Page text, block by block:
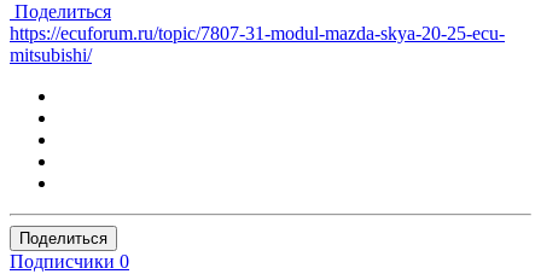
Поделиться
https://ecuforum.ru/topic/7807-31-modul-mazda-skya-20-25-ecu-
mitsubishi/
Поделиться
Подписчики 0